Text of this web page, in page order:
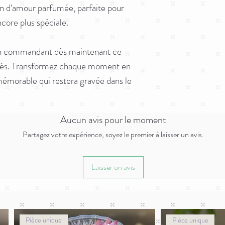
parfumée, parfaite pour
plus spéciale.
dès maintenant ce
Transformez chaque moment en
qui restera gravée dans le
Aucun avis pour le moment
Partagez votre expérience, soyez le premier à laisser un avis.
Laisser un avis
Pièce unique Pièce unique